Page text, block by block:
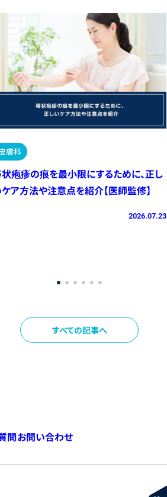
膚科
疱疹の痕を最小限にするために、正し
ア方法や注意点を紹介【医師監修】
2026.07.23
すべての記事へ
問お問い合わせ